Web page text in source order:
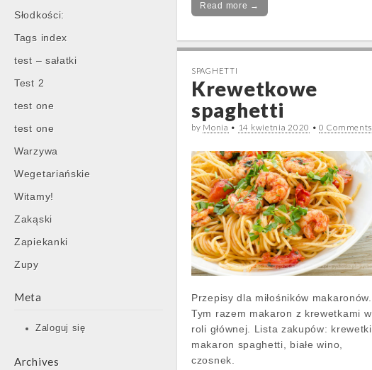
Słodkości:
Tags index
test – sałatki
Test 2
test one
test one
Warzywa
Wegetariańskie
Witamy!
Zakąski
Zapiekanki
Zupy
Meta
Zaloguj się
Archives
Read more →
SPAGHETTI
Krewetkowe
spaghetti
by Monia • 14 kwietnia 2020 •0 Comments
Przepisy dla miłośników makaronów.
Tym razem makaron z krewetkami w
roli głównej. Lista zakupów: krewetki,
makaron spaghetti, białe wino,
czosnek.